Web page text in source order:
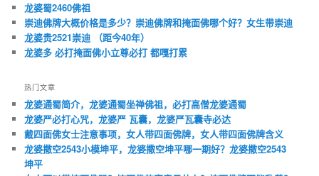
龙婆蜀2460佛祖
崇迪佛牌大概价格是多少？崇迪佛牌和掩面佛哪个好？女生带崇迪
龙婆贵2521崇迪 （距今40年）
龙婆多 必打掩面佛小立尊必打 都嘎打累
热门文章
龙婆通蜀简介，龙婆通蜀坐禅佛祖，必打高僧龙婆通蜀
龙婆严必打心咒，龙婆严 瓦囊，龙婆严瓦囊寺必达
戴四面佛女士注意事项，女人带四面佛牌，女人带四面佛牌含义
龙婆撒空2543小模坤平，龙婆撒空坤平哪一期好？龙婆撒空2543
坤平